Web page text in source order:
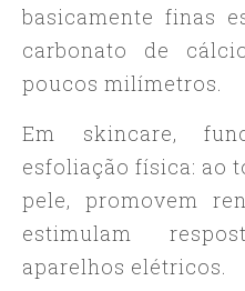
basicamente finas
carbonato de
poucos milímetros.
Em skincare,
esfoliação física: ao
pele, promovem
estimulam
aparelhos elétricos.